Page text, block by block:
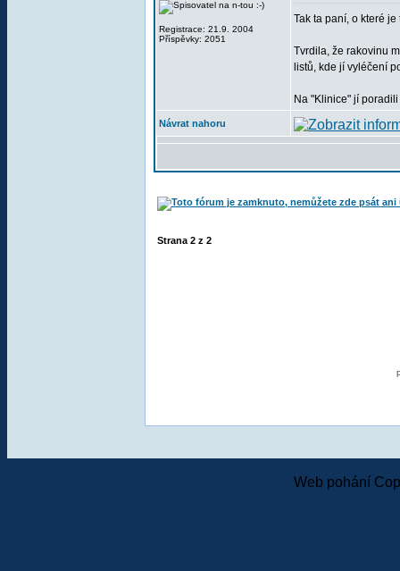
Registrace: 21.9. 2004
Příspěvky: 2051
Tak ta paní, o které
Tvrdila, že rakovinu
listů, kde jí vyléčení
Na "Klinice" jí
Návrat nahoru
Strana 2 z 2
Web pohání